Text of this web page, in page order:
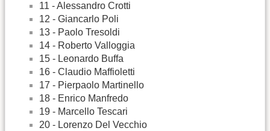
11 - Alessandro Crotti
12 - Giancarlo Poli
13 - Paolo Tresoldi
14 - Roberto Valloggia
15 - Leonardo Buffa
16 - Claudio Maffioletti
17 - Pierpaolo Martinello
18 - Enrico Manfredo
19 - Marcello Tescari
20 - Lorenzo Del Vecchio